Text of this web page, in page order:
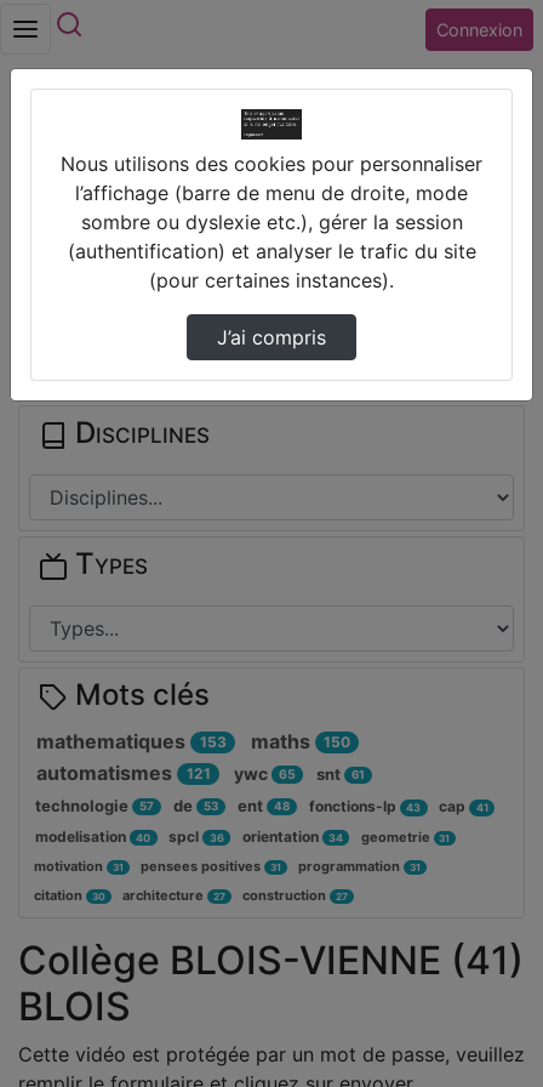
Connexion
Correction Ex 28, 29 Et 30 P 93
Collège BLOIS-VIENNE (41)
BLOIS
Cette vidéo est protégée par un mot de passe, veuillez
Prendre des notes
Il n'y a pas de note disponible pour vous pour cette vidéo.
Connectez-vous pour en créer une nouvelle.
Disciplines
Types
Mots clés
mathematiques 153 maths 150
automatismes 121 ywc 65 snt 61
technologie 57 de 53 ent 48 fonctions-lp 43 cap 41
modelisation 40 spcl 36 orientation 34 geometrie 31
motivation 31 pensees positives 31 programmation 31
citation 30 architecture 27 construction 27
Nous utilisons des cookies pour personnaliser
l’affichage (barre de menu de droite, mode
sombre ou dyslexie etc.), gérer la session
(authentification) et analyser le trafic du site
(pour certaines instances).
J’ai compris